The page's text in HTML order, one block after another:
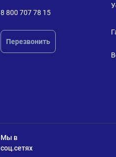
8 800 707 78 15
Перезвонить
Мы в
соц.сетях